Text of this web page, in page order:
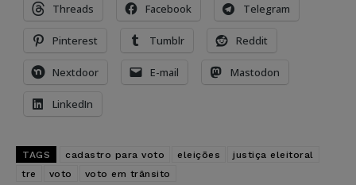
Threads Facebook Telegram
Pinterest Tumblr Reddit
Nextdoor E-mail Mastodon
LinkedIn
TAGS cadastro para voto eleições
justiça eleitoral
tre
voto voto em trânsito